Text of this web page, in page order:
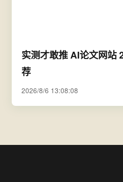
实测才敢推 AI论文网站
荐
2026/8/6 13:08:08